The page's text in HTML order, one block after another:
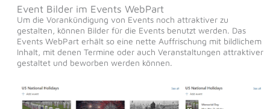
Event Bilder im Events WebPart
Um die Vorankündigung von Events noch attraktiver zu
gestalten, können Bilder für die Events benutzt werden. Das
Events WebPart erhält so eine nette Auffrischung mit bildlichem
Inhalt, mit denen Termine oder auch Veranstaltungen attraktiver
gestaltet und beworben werden können.